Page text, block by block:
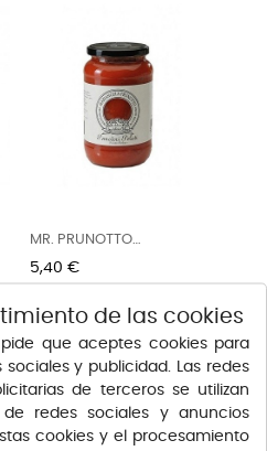
MR. PRUNOTTO
TOMATES...
Precio
5,40 €
de las cookies
que aceptes cookies para
y publicidad. Las redes
de terceros se utilizan
redes sociales y anuncios
cookies y el procesamiento